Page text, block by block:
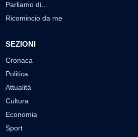
Parliamo di…
Ricomincio da me
SEZIONI
Cronaca
Politica
Attualità
Cultura
Economia
Sport